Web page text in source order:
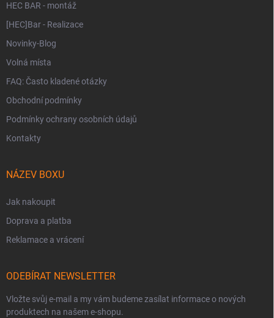
HEC BAR - montáž
[HEC]Bar - Realizace
Novinky-Blog
Volná místa
FAQ: Často kladené otázky
Obchodní podmínky
Podmínky ochrany osobních údajů
Kontakty
NÁZEV BOXU
Jak nakoupit
Doprava a platba
Reklamace a vrácení
ODEBÍRAT NEWSLETTER
Vložte svůj e-mail a my vám budeme zasílat informace o nových
produktech na našem e-shopu.